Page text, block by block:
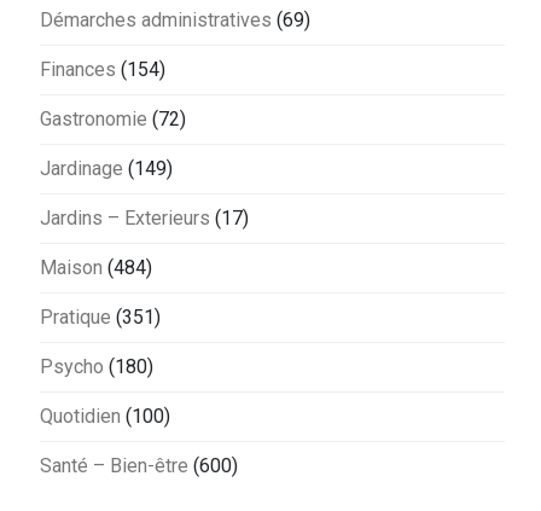
Démarches administratives (69)
Finances (154)
Gastronomie (72)
Jardinage (149)
Jardins – Exterieurs (17)
Maison (484)
Pratique (351)
Psycho (180)
Quotidien (100)
Santé – Bien-être (600)